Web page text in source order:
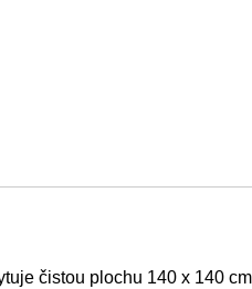
čistou plochu 140 x 140